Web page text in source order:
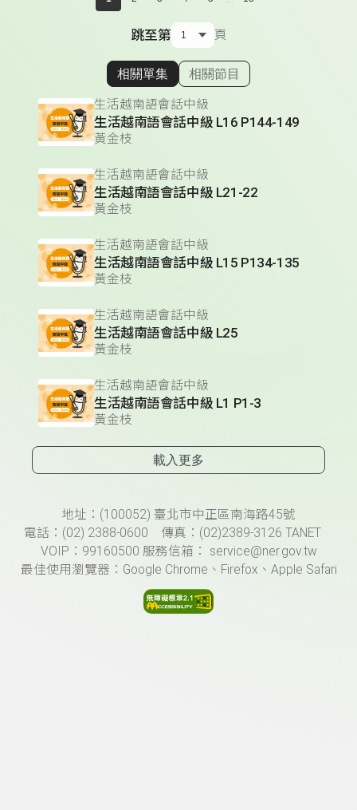
跳至第 頁
顯示相關單集
相關單集 相關節目
生活越南語會話中級
生活越南語會話中級 L16 P144-149
黃金枝
生活越南語會話中級
生活越南語會話中級 L21-22
黃金枝
生活越南語會話中級
生活越南語會話中級 L15 P134-135
黃金枝
生活越南語會話中級
生活越南語會話中級 L25
黃金枝
生活越南語會話中級
生活越南語會話中級 L1 P1-3
黃金枝
載入更多
頁尾資訊地址：(100052) 臺北市中正區南海路45號
電話：(02) 2388-0600 傳真：(02)2389-3126 TANET
VOIP：99160500 服務信箱： service@ner.gov.tw
最佳使用瀏覽器：Google Chrome、Firefox、Apple Safari